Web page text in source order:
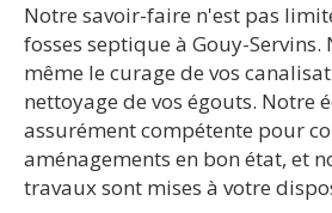
Notre savoir-faire n'est pas
fosses septique à Gouy-Servins.
même le curage de vos
nettoyage de vos égouts. Notre
assurément compétente pour
aménagements en bon état, et
travaux sont mises à votre